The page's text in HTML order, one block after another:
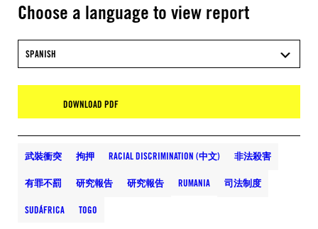
Choose a language to view report
SPANISH
DOWNLOAD PDF
武裝衝突 拘押 RACIAL DISCRIMINATION (中文) 非法殺害
有罪不罰 研究報告 研究報告 RUMANIA 司法制度
SUDÁFRICA TOGO